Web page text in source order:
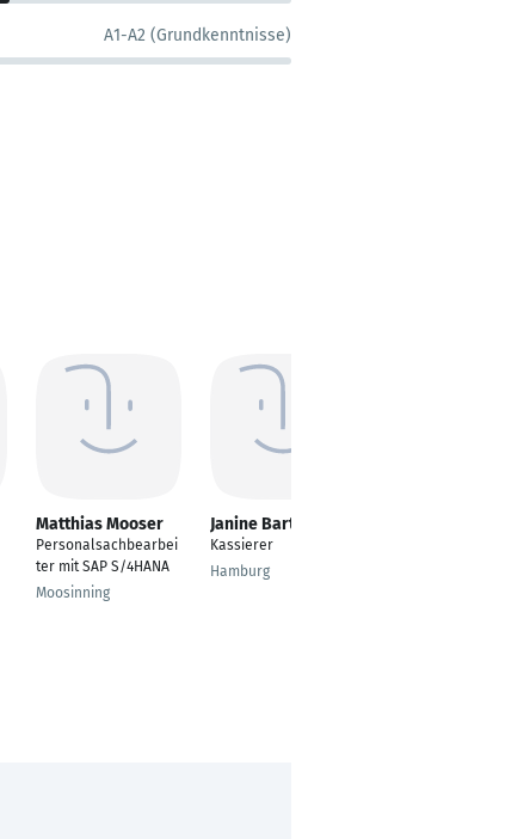
A1-A2 (Grundkenntnisse)
Matthias Mooser
Personalsachbearbei
ter mit SAP S/4HANA
Moosinning
Janine Bartsch
Kassierer
Hamburg